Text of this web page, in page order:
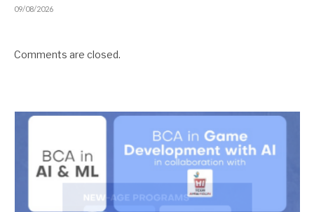
09/08/2026
Comments are closed.